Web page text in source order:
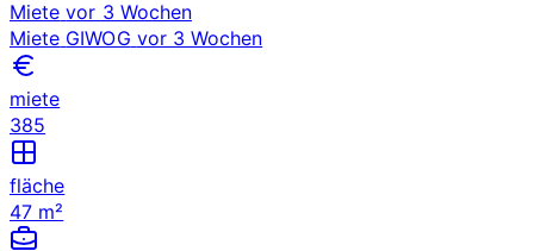
Miete vor 3 Wochen
Miete GIWOG vor 3 Wochen
miete
385
fläche
47 m²